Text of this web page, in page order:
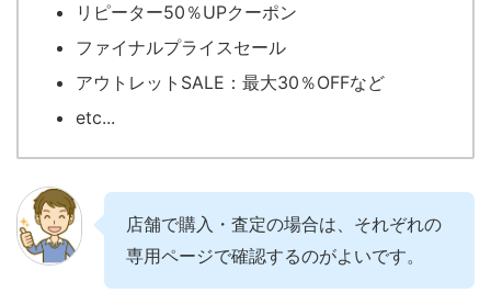
リピーター50％UPクーポン
ファイナルプライスセール
アウトレットSALE：最大30％OFFなど
etc...
店舗で購入・査定の場合は、それぞれの
専用ページで確認するのがよいです。